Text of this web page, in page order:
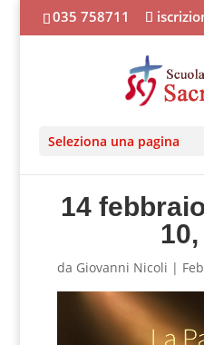
035 758711
Seleziona una pagina
14
da Giovanni Nicoli |